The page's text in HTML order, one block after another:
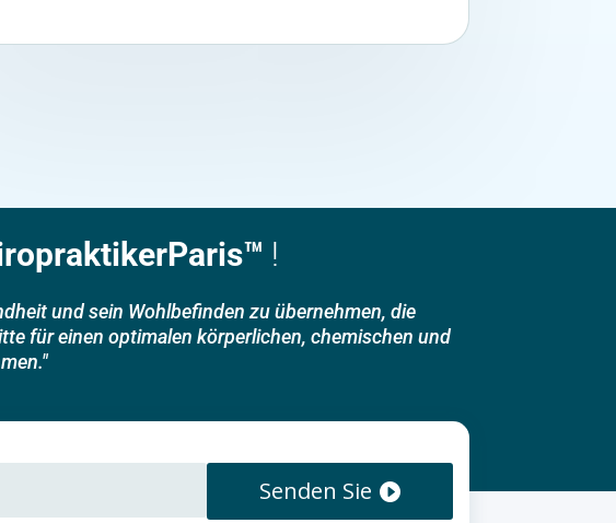
!
und sein Wohlbefinden zu übernehmen, die
für einen optimalen körperlichen, chemischen und
Senden Sie